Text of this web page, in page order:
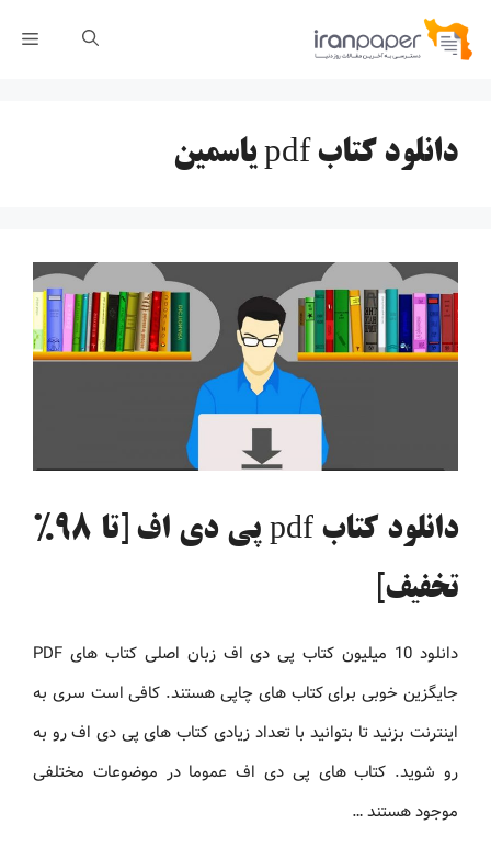
پرش
دانلود کتاب pdf یاسمین
دانلود کتاب pdf پی دی اف [تا 98%
تخفیف]
دانلود 10 میلیون کتاب پی دی اف زبان اصلی کتاب های PDF
جایگزین خوبی برای کتاب های چاپی هستند. کافی است سری به
اینترنت بزنید تا بتوانید با تعداد زیادی کتاب های پی دی اف رو به
رو شوید. کتاب های پی دی اف عموما در موضوعات مختلفی
موجود هستند …